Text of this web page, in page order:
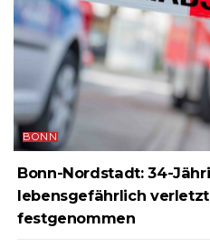
BONN
Bonn-Nordstadt: 34-
lebensgefährlich
festgenommen